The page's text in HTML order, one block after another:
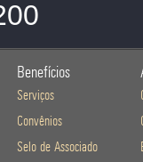
Benefícios
Serviços
Convênios
Selo de Associado